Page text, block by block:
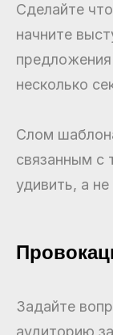
Сделайте
начните
несколько
Слом
связанным с
удивить, а
Задайте
аудиторию